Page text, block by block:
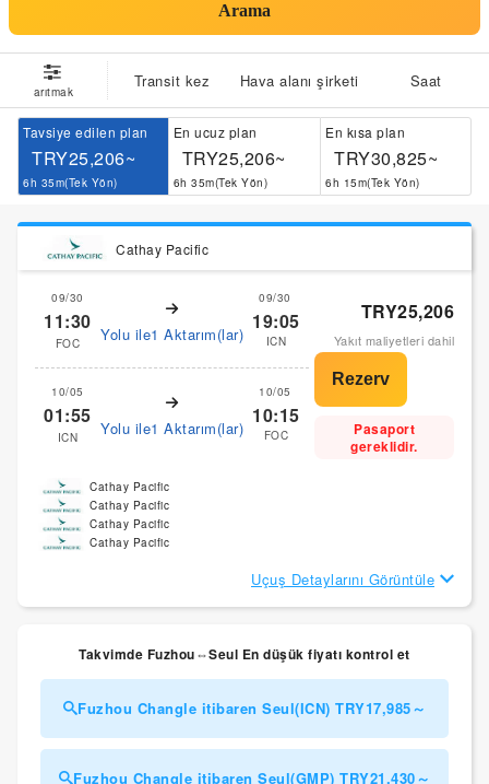
Arama
arıtmak
Transit kez Hava alanı şirketi Saat
Tavsiye edilen plan
TRY25,206~
6h 35m(Tek Yön)
En ucuz plan
TRY25,206~
6h 35m(Tek Yön)
En kısa plan
TRY30,825~
6h 15m(Tek Yön)
Cathay Pacific
09/30
11:30
FOC Yolu ile1 Aktarım(lar)
09/30
19:05
ICN
10/05
01:55
ICN Yolu ile1 Aktarım(lar)
10/05
10:15
FOC
TRY25,206
Yakıt maliyetleri dahil
Pasaport
gereklidir.
Cathay Pacific
Cathay Pacific
Cathay Pacific
Cathay Pacific
Uçuş Detaylarını Görüntüle
Takvimde Fuzhou⇔Seul En düşük fiyatı kontrol et
Fuzhou Changle itibaren Seul(ICN) TRY17,985～
Fuzhou Changle itibaren Seul(GMP) TRY21,430～